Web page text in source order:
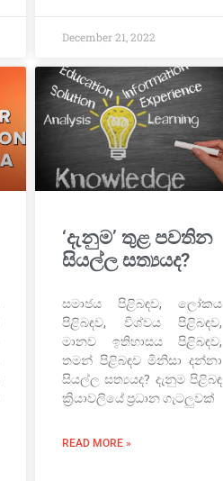
December 21, 2022
‘දැනුම’ තුළ පවතින
සියල්ල සත්‍යයද?
සමාජය පිළිබඳව, ලෝකය
පිළිබඳව, විශ්වය පිළිබඳව,
මානව ඉතිහාසය පිළිබඳව,
තමන් පිළිබඳව මිනිසා දන්නා
සියල්ල සත්‍යයද? දැනුම පිළිබඳ
ක්‍රියාවලියේ ප්‍රධාන ගැටලුවක්
READ MORE »